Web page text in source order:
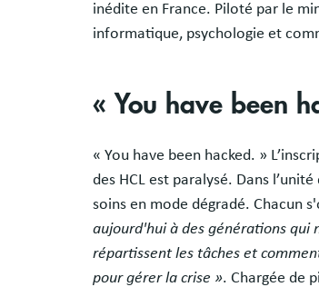
inédite en France. Piloté par le
informatique, psychologie et
« You have been
« You have been hacked. »
des HCL est paralysé. Dans
soins en mode dégradé. Chacun
aujourd'hui à des générations qui
répartissent les tâches et
pour gérer la crise ». Chargée de